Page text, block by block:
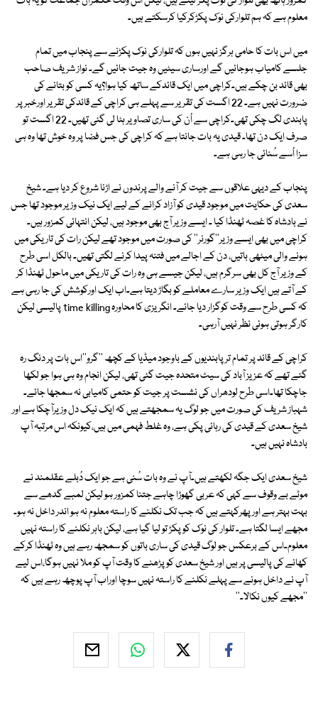
معلوم ہے کہ ہم تلوارکی نوک پکڑکرکیا کرسکتے ہیں۔
میں اس بات کا حامی ہرگز نہیں ہوں کہ تلوارکی نوک پکڑنے سے پنجاب میں تمام
جلسے کامیاب ہوجائیں گے اورساری سیٹیں وہ جیت جائیں گے۔ نواز شریف صاحب
بھی قائد بن چکے ہیں۔کراچی میں ایک قائدکے ساتھ کیا ہوا؟یہ کسی کو بتانے کی
ضرورت نہیں ہے۔ 22 اگست کی تقریر سے پہلے ہی کراچی کے قائدکی تقریر اورخبر پر
پابندی لگ چکی تھی۔کراچی سے اُن کی ساری تصاویر ہٹا لی گئی تھیں۔ 22 اگست تو
صرف ایک دن تھا۔ قیدی یہ بات جانتا ہے کہ کراچی کی جس فضا پر وہ خوش تھا وہ ہی
سزا اُسے سُنائی جا رہی ہے۔
پنجاب کے دیہی علاقوں سے جیت کر آنے والے پرندوں نے اڑنا شروع کر دیا ہے۔ شیخ
سعدی کی حکایت میں موجود قیدی کو آزاد کرانے کے لیے ایک نیک وزیر موجود تھا جس
نے بادشاہ کا غصہ ٹھنڈا کیا ۔ ایسے وزیر آج بھی موجود ہیں، لیکن انتہائی کمزور ہیں۔
کراچی میں بھی ایسے وزیر''گورنر'' کی صورت میں موجود تھے لیکن رات کی تاریکی میں
ہونے والی میٹھی باتیں، دن کے اجالے میں فتنہ پیدا کرنے لگتی تھیں۔ بالکل اسی طرح
کے وزیر آج کل بھی سرگرم ہیں، لیکن جیسے ہی وہ رات کی تاریکی میں ماحول ٹھنڈا کر
کے آتے ہیں ایک وزیر سارے معاملے کو بگاڑ دیتا ہے۔اب ایک اورکوشش کی جا رہی ہے
کہ کسی طرح سے وقت کوگزار دیا جائے۔ انگریزی کا محاورہ time killing پالیسی لیکن
کارگر ہوتی ہوئی نظر نہیں آرہی۔
کراچی کے قائد پر تمام تر پابندیوں کے باوجود میڈیا کے کچھ ''گرو''اس بات پر دنگ رہ
گئے تھے کہ عزیز آباد کی سیٹ متحدہ جیت گئی تھی، لیکن انجام وہ ہی ہوا جو لکھا
جاچکا تھا۔اسی طرح لودھراں کی نشست پر جیت کو حتمی کامیابی نہ سمجھا جائے۔
شہباز شریف کی صورت میں جو لوگ یہ سمجھتے ہیں کہ ایک نیک دل وزیرآچکا ہے اور
شیخ سعدی کے قیدی کی رہائی پکی ہے، وہ غلط فہمی میں ہیں،کیونکہ اس مرتبہ آپ
بادشاہ نہیں ہیں۔
شیخ سعدی ایک جگہ لکھتے ہیں۔آپ نے وہ بات سُنی ہے جو ایک دُبلے عقلمند نے
موٹے بے وقوف سے کہی کہ عربی گھوڑا چاہے جتنا کمزور ہو لیکن لمبے گدھے سے
بہت بہتر ہے اور پھرکہتے ہیں کہ جب تک نکلنے کا راستہ معلوم نہ ہو اندر داخل نہ ہو۔
مجھے ایسا لگتا ہے۔ تلوار کی نوک کو پکڑ تو لیا گیا ہے، لیکن باہر نکلنے کا راستہ نہیں
معلوم۔اس کے برعکس جو لوگ قیدی کی ساری باتوں کو سمجھ رہے ہیں وہ ٹھنڈا کرکے
کھانے کی پالیسی پر ہیں اور شیخ سعدی کو پڑھنے کا وقت آپ کو ملا نہیں ہوگا،اس لیے
آپ نے داخل ہونے سے پہلے نکلنے کا راستہ نہیں سوچا اوراب آپ پوچھ رہے ہیں کہ
''مجھے کیوں نکالا۔''